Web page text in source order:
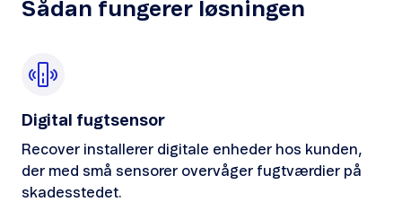
Sådan fungerer løsningen
Digital fugtsensor
Recover installerer digitale enheder hos kunden,
der med små sensorer overvåger fugtværdier på
skadesstedet.